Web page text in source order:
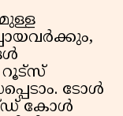
റൂട്സ്
ടോൾ
കോൾ